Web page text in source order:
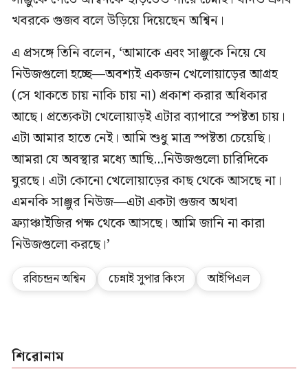
খবরকে গুজব বলে উড়িয়ে দিয়েছেন অশ্বিন।
এ প্রসঙ্গে তিনি বলেন, ‘আমাকে এবং সাঞ্জুকে নিয়ে যে
নিউজগুলো হচ্ছে—অবশ্যই একজন খেলোয়াড়ের আগ্রহ
(সে থাকতে চায় নাকি চায় না) প্রকাশ করার অধিকার
আছে। প্রত্যেকটা খেলোয়াড়ই এটার ব্যাপারে স্পষ্টতা চায়।
এটা আমার হাতে নেই। আমি ‍শুধু মাত্র স্পষ্টতা চেয়েছি।
আমরা যে অবস্থার মধ্যে আছি...নিউজগুলো চারিদিকে
ঘুরছে। এটা কোনো খেলোয়াড়ের কাছ থেকে আসছে না।
এমনকি সাঞ্জুর নিউজ—এটা একটা গুজব অথবা
ফ্র্যাঞ্চাইজির পক্ষ থেকে আসছে। আমি জানি না কারা
নিউজগুলো করছে।’
রবিচন্দ্রন অশ্বিন চেন্নাই সুপার কিংস আইপিএল
শিরোনাম